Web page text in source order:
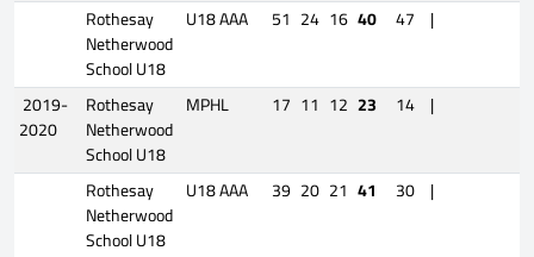
Rothesay
Netherwood
School U18
U18 AAA 51 24 16 40 47 |
2019-
2020
Rothesay
Netherwood
School U18
MPHL 17 11 12 23 14 |
Rothesay
Netherwood
School U18
U18 AAA 39 20 21 41 30 |